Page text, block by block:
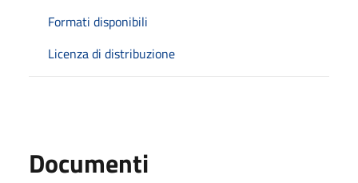
Formati disponibili
Licenza di distribuzione
Documenti